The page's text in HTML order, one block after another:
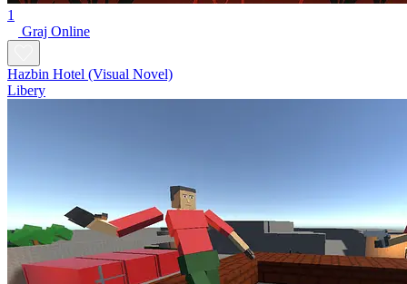
1
Graj Online
Hazbin Hotel (Visual Novel)
Libery